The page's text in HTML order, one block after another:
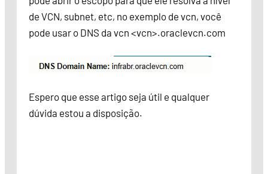
de VCN, subnet, etc, no exemplo de vcn, você
pode usar o DNS da vcn <vcn>.oraclevcn.com
Espero que esse artigo seja útil e qualquer
dúvida estou a disposição.